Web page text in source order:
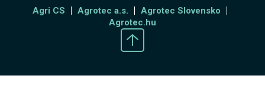
Agri CS Agrotec a.s.
Agrotec Slovensko
Agrotec.hu